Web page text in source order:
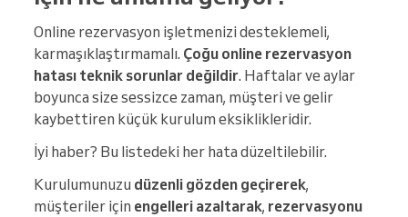
Online rezervasyon işletmenizi desteklemeli,
karmaşıklaştırmamalı. Çoğu online rezervasyon
hatası teknik sorunlar değildir. Haftalar ve aylar
boyunca size sessizce zaman, müşteri ve gelir
kaybettiren küçük kurulum eksiklikleridir.
İyi haber? Bu listedeki her hata düzeltilebilir.
Kurulumunuzu düzenli gözden geçirerek,
müşteriler için engelleri azaltarak, rezervasyonu